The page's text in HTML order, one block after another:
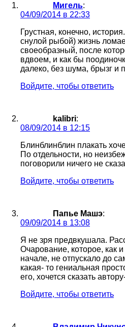
Мигель:
04/09/2014 в 22:33
Грустная, конечно,
снулой рыбой) жизнь
своеобразный, после
вдвоем, и как бы
далеко, без шума, брызг и
Войдите, чтобы ответить
kalibri:
08/09/2014 в 12:15
Блинблинблин плакать
По отдельности, но
поговорили ничего не
Войдите, чтобы ответить
Папье Машэ:
09/09/2014 в 13:08
Я не зря предвкушала.
Очарование, которое, как
начале, не отпускало до
какая- то гениальная
его, хочется сказать
Войдите, чтобы ответить